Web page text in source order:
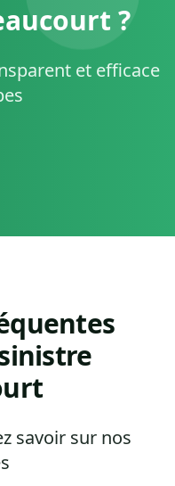
?
et efficace
savoir sur nos